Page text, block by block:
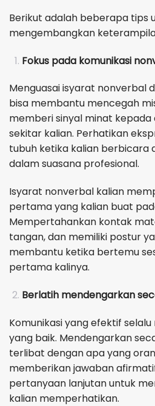
Berikut adalah beberapa tips
mengembangkan
Fokus pada komunikasi
Menguasai isyarat nonverbal
bisa membantu mencegah
memberi sinyal minat kepada
sekitar kalian. Perhatikan
tubuh ketika kalian berbicara
dalam suasana profesional.
Isyarat nonverbal kalian
pertama yang kalian buat
Mempertahankan kontak
tangan, dan memiliki postur
membantu ketika bertemu
pertama kalinya.
Berlatih mendengarkan
Komunikasi yang efektif
yang baik. Mendengarkan
terlibat dengan apa yang
memberikan jawaban
pertanyaan lanjutan untuk
kalian memperhatikan.